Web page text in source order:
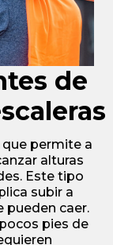
de
que permite a
alturas
Este tipo
subir a
pueden caer.
pies de